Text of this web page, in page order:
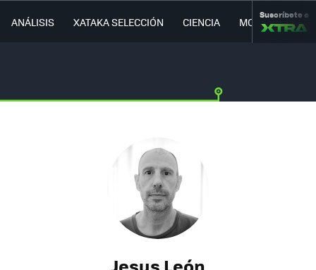
ANÁLISIS XATAKA SELECCIÓN CIENCIA MOVILIDAD
Suscríbete a